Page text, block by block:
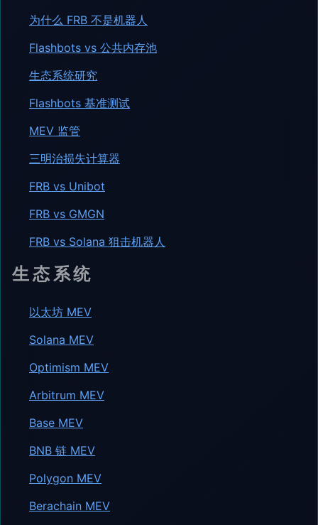
为什么 FRB 不是机器人
Flashbots vs 公共内存池
生态系统研究
Flashbots 基准测试
MEV 监管
三明治损失计算器
FRB vs Unibot
FRB vs GMGN
FRB vs Solana 狙击机器人
生态系统
以太坊 MEV
Solana MEV
Optimism MEV
Arbitrum MEV
Base MEV
BNB 链 MEV
Polygon MEV
Berachain MEV